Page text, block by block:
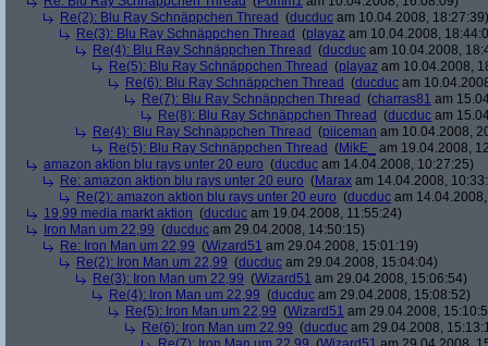
Re(2): Blu Ray Schnäppchen Thread (ducduc am 10.04.2008, 18:27:39)
Re(3): Blu Ray Schnäppchen Thread (playaz am 10.04.2008,
Re(4): Blu Ray Schnäppchen Thread (ducduc am 10.04.2008,
Re(5): Blu Ray Schnäppchen Thread (playaz am 10.04.2008,
Re(6): Blu Ray Schnäppchen Thread (ducduc am
Re(7): Blu Ray Schnäppchen Thread (charras81 am
Re(8): Blu Ray Schnäppchen Thread (ducduc am
Re(4): Blu Ray Schnäppchen Thread (piiceman am 10.04.2008,
Re(5): Blu Ray Schnäppchen Thread (MikE_
am 19.04.2008,
amazon aktion blu rays unter 20 euro (ducduc am 14.04.2008, 10:27:25)
Re: amazon aktion blu rays unter 20 euro (Marax am 14.04.2008,
Re(2): amazon aktion blu rays unter 20 euro (ducduc am
19,99 media markt aktion (ducduc am 19.04.2008, 11:55:24)
Iron Man um 22,99 (ducduc am 29.04.2008, 14:50:15)
Re: Iron Man um 22,99 (Wizard51 am 29.04.2008, 15:01:19)
Re(2): Iron Man um 22,99 (ducduc am 29.04.2008, 15:04:04)
Re(3): Iron Man um 22,99 (Wizard51 am 29.04.2008, 15:06:54)
Re(4): Iron Man um 22,99 (ducduc am 29.04.2008, 15:08:52)
Re(5): Iron Man um 22,99 (Wizard51 am 29.04.2008,
Re(6): Iron Man um 22,99 (ducduc am 29.04.2008,